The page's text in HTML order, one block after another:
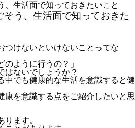
、生活面で知っておきたいこと
う、生活面で知っておきた
つけないといけないことってな
のように行うの？」
はないでしょうか？
中でも健康的な生活を意識すると健
康を意識する点をご紹介したいと思
ります。